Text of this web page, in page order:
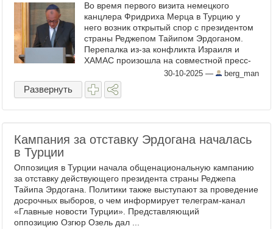
Во время первого визита немецкого
канцлера Фридриха Мерца в Турцию у
него возник открытый спор с президентом
страны Реджепом Тайипом Эрдоганом.
Перепалка из-за конфликта Израиля и
ХАМАС произошла на совместной пресс-
конференции после переговоров
политиков. Репортер задал вопрос Мерцу
...
30-10-2025 — berg_man
Развернуть
Кампания за отставку Эрдогана началась
в Турции
Оппозиция в Турции начала общенациональную кампанию
за отставку действующего президента страны Реджепа
Тайипа Эрдогана. Политики также выступают за проведение
досрочных выборов, о чем информирует телеграм-канал
«Главные новости Турции». Представляющий
оппозицию Озгюр Озель дал ...